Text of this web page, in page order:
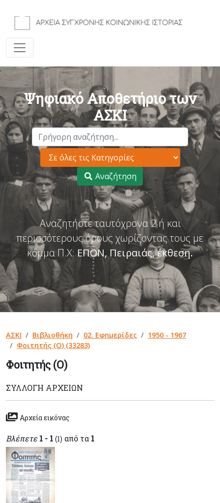
Ψηφιακό Αποθετήριο των
ΑΣΚΙ
Αναζήτηση
Αναζητήστε ταυτόχρονα 2 ή και
περισσότερους όρους χωρίζοντας τους με
κόμμα Π.Χ: ΕΠΟΝ, Πειραιάς, έκθεση.
ΑΣΚΙ Βιβλιοθήκη 02. Εφημερίδες
1950 - 1967
Φοιτητής (Ο) (33283)
Φοιτητής (Ο)
ΣΥΛΛΟΓΉ ΑΡΧΕΊΩΝ
Αρχεία εικόνας
Βλέπετε 1 - 1 (1) από τα 1